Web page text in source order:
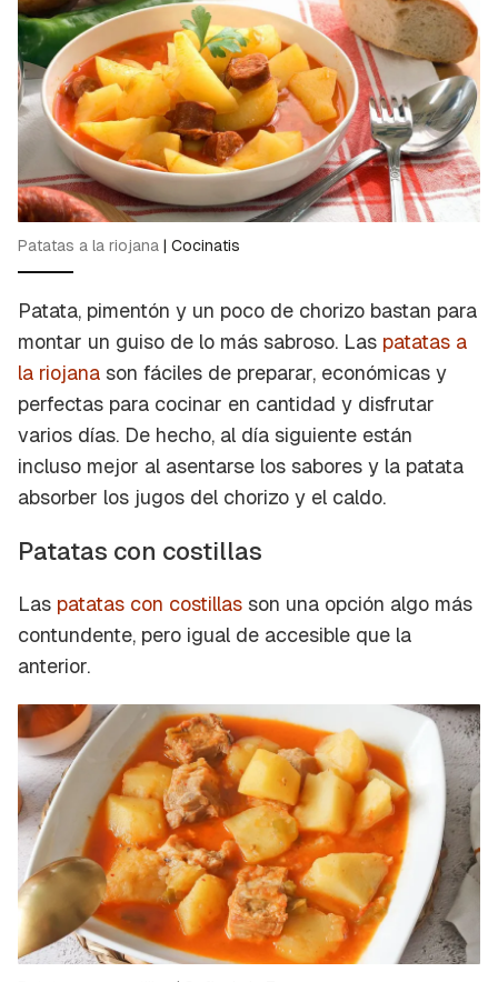
Patatas a la riojana | Cocinatis
Patata, pimentón y un poco de chorizo bastan para
montar un guiso de lo más sabroso. Las patatas a
la riojana son fáciles de preparar, económicas y
perfectas para cocinar en cantidad y disfrutar
varios días. De hecho, al día siguiente están
incluso mejor al asentarse los sabores y la patata
absorber los jugos del chorizo y el caldo.
Patatas con costillas
Las patatas con costillas son una opción algo más
contundente, pero igual de accesible que la
anterior.